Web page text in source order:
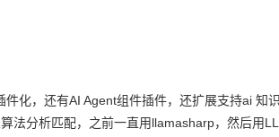
化，还有AI Agent组件插件，还扩展支持ai 知
法分析匹配，之前一直用llamasharp，然后用